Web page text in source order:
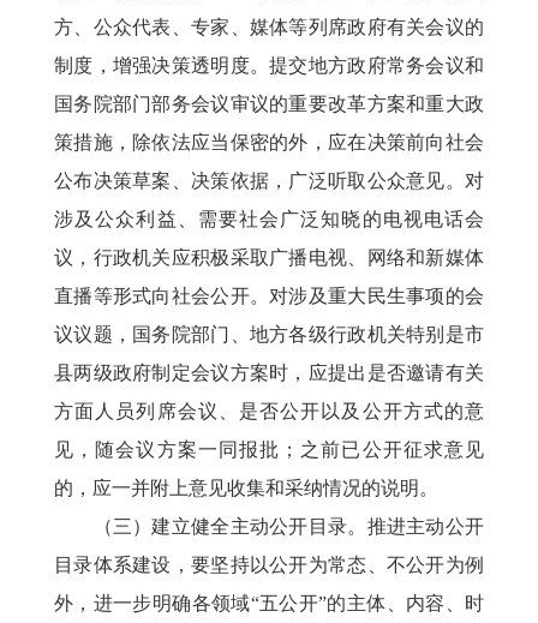
方、公众代表、专家、媒体等列席政府有关会议的
制度，增强决策透明度。提交地方政府常务会议和
国务院部门部务会议审议的重要改革方案和重大政
策措施，除依法应当保密的外，应在决策前向社会
公布决策草案、决策依据，广泛听取公众意见。对
涉及公众利益、需要社会广泛知晓的电视电话会
议，行政机关应积极采取广播电视、网络和新媒体
直播等形式向社会公开。对涉及重大民生事项的会
议议题，国务院部门、地方各级行政机关特别是市
县两级政府制定会议方案时，应提出是否邀请有关
方面人员列席会议、是否公开以及公开方式的意
见，随会议方案一同报批；之前已公开征求意见
的，应一并附上意见收集和采纳情况的说明。
（三）建立健全主动公开目录。推进主动公开
目录体系建设，要坚持以公开为常态、不公开为例
外，进一步明确各领域“五公开”的主体、内容、时